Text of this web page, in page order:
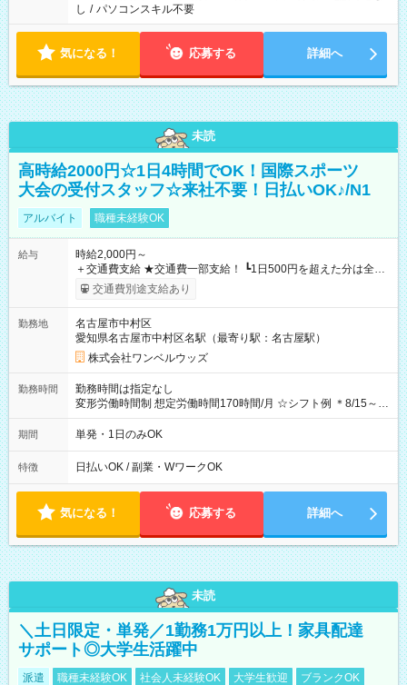
し / パソコンスキル不要
気になる！ 応募する 詳細へ
未読
高時給2000円☆1日4時間でOK！国際スポーツ
大会の受付スタッフ☆来社不要！日払いOK♪/N1
アルバイト 職種未経験OK
給与
時給2,000円～
＋交通費支給 ★交通費一部支給！ ┗1日500円を超えた分は全額
支給！ ※往復500円以内の方は自己負担となります ★日払い
OK！（規定あり） ┗働いたその日に現金GET♪ お仕事後はコン
期間なし
交通費別途支給あり
勤務地
名古屋市中村区
愛知県名古屋市中村区名駅（最寄り駅：名古屋駅）
株式会社ワンベルウッズ
勤務時間
勤務時間は指定なし
変形労働時間制 想定労働時間170時間/月 ☆シフト例 ＊8/15～
10/26 全日共通 08：00～12：00 17：00～21：00 ＊8/31
～9/19のみ下記シフトもあります！ 12：00～16：00 ＊9/6～
00
期間 単発・1日のみOK
特徴 日払いOK / 副業・WワークOK
気になる！ 応募する 詳細へ
未読
＼土日限定・単発／1勤務1万円以上！家具配達
サポート◎大学生活躍中
派遣 職種未経験OK 社会人未経験OK 大学生歓迎
ブランクOK